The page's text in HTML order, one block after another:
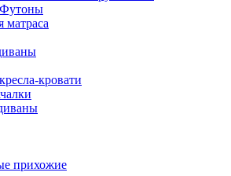
матраса
кровати
прихожие